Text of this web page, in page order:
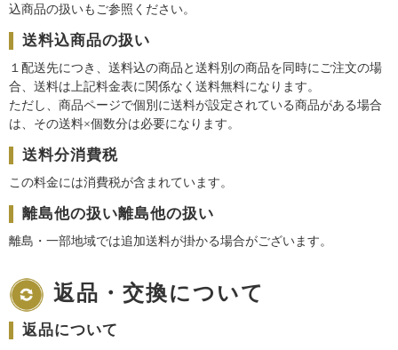
込商品の扱いもご参照ください。
送料込商品の扱い
１配送先につき、送料込の商品と送料別の商品を同時にご注文の場
合、送料は上記料金表に関係なく送料無料になります。
ただし、商品ページで個別に送料が設定されている商品がある場合
は、その送料×個数分は必要になります。
送料分消費税
この料金には消費税が含まれています。
離島他の扱い離島他の扱い
離島・一部地域では追加送料が掛かる場合がございます。
返品・交換について
返品について